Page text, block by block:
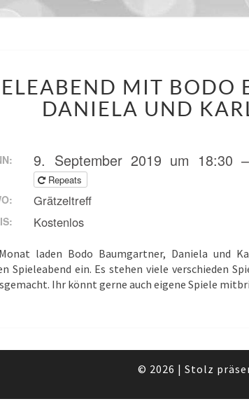
MIT
BODO
KARL
MIT BODO
DANIELA UND
9. September 2019 um 18:30
Repeats
Grätzeltreff
Kostenlos
laden Bodo Baumgartner, Daniela und
Spieleabend ein. Es stehen viele verschieden
Ihr könnt gerne auch eigene Spiele
© 2026 | Stolz